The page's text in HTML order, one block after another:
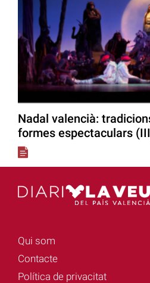
Nadal valencià:
formes espectaculars
Qui som
Contacte
Política de privacitat